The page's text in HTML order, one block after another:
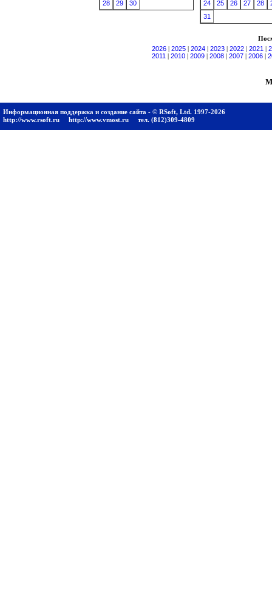
28 29 30 24 25 26 27 28
31
2026
2025 2024 2023 2022 2021
2011
2010 2009 2008 2007 2006
Информационная поддержка и создание сайта - © RSoft, Ltd. 1997-2026
http://www.rsoft.ru
http://www.vmost.ru тел. (812)309-4809